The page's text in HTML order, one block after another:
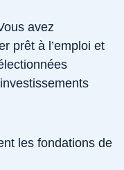
avez
prêt à l’emploi et
les fondations de